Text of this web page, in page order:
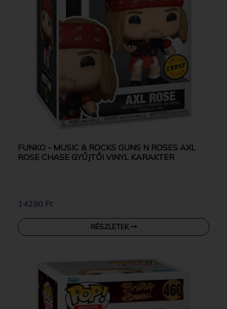
FUNKO - MUSIC & ROCKS GUNS N ROSES AXL
ROSE CHASE GYŰJTŐI VINYL KARAKTER
14290 Ft
RÉSZLETEK